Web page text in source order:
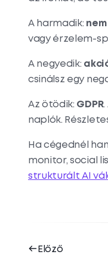
A harmadik:
vagy érzelem-
A negyedik:
csinálsz egy
Az ötödik: GDPR.
naplók.
Ha cégednél
monitor, social
strukturált AI
Előző